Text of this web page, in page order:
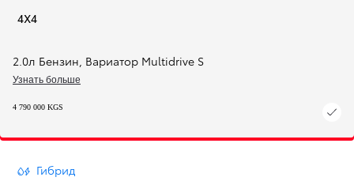
4X4
2.0л Бензин, Вариатор Multidrive S
Узнать больше
4 790 000 KGS
Гибрид